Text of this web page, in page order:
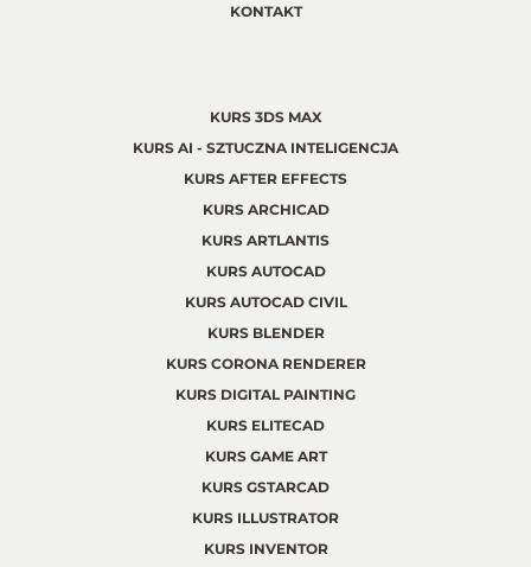
KONTAKT
KURS 3DS MAX
KURS AI - SZTUCZNA INTELIGENCJA
KURS AFTER EFFECTS
KURS ARCHICAD
KURS ARTLANTIS
KURS AUTOCAD
KURS AUTOCAD CIVIL
KURS BLENDER
KURS CORONA RENDERER
KURS DIGITAL PAINTING
KURS ELITECAD
KURS GAME ART
KURS GSTARCAD
KURS ILLUSTRATOR
KURS INVENTOR